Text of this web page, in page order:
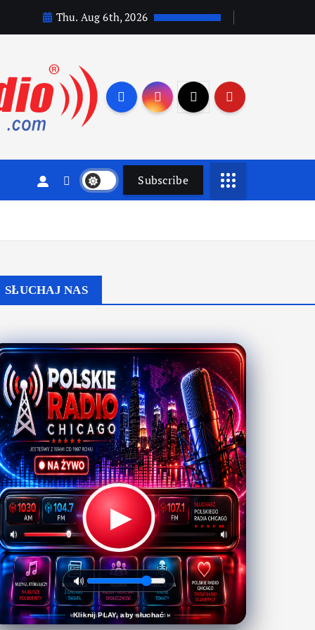
Thu. Aug 6th, 2026
Subscribe
SŁUCHAJ NAS
▶
🔊
Kliknij PLAY, aby słuchać